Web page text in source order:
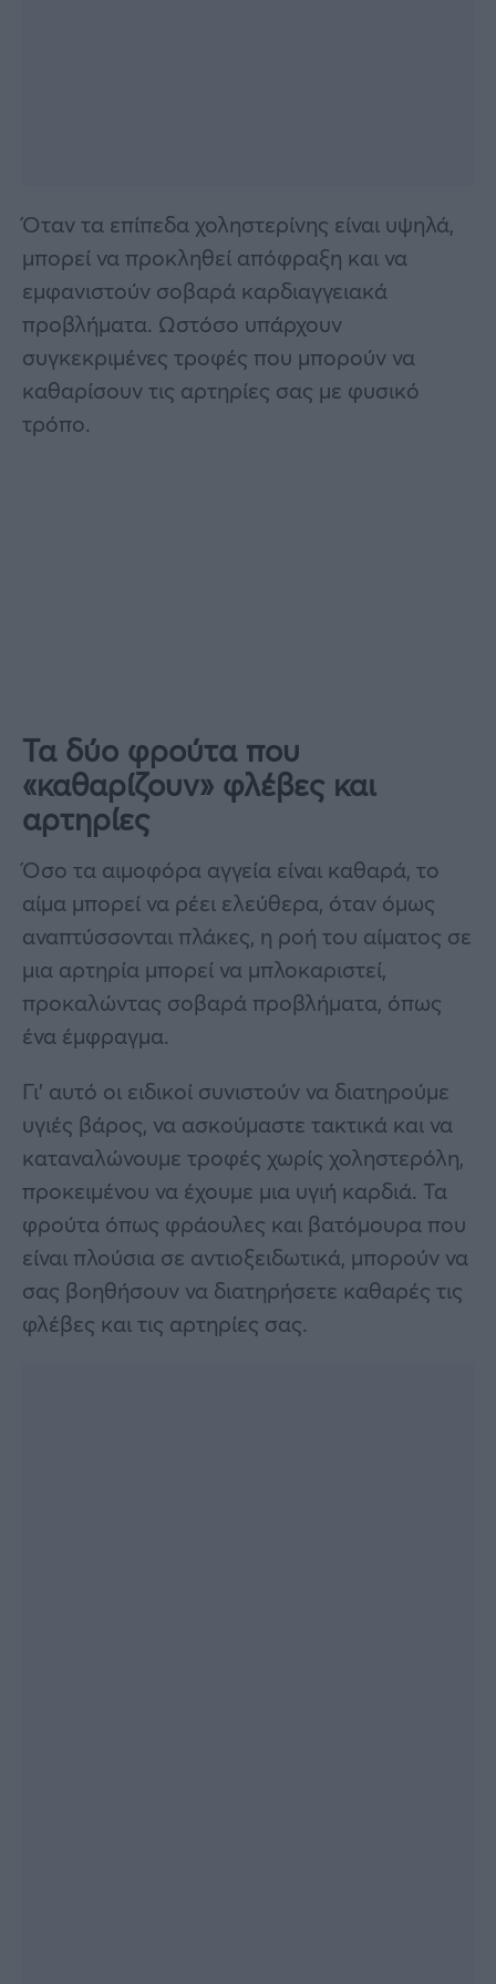
Όταν τα επίπεδα χοληστερίνης είναι υψηλά,
μπορεί να προκληθεί απόφραξη και να
εμφανιστούν σοβαρά καρδιαγγειακά
προβλήματα. Ωστόσο υπάρχουν
συγκεκριμένες τροφές που μπορούν να
καθαρίσουν τις αρτηρίες σας με φυσικό
τρόπο.
Τα δύο φρούτα που
«καθαρίζουν» φλέβες και
αρτηρίες
Όσο τα αιμοφόρα αγγεία είναι καθαρά, το
αίμα μπορεί να ρέει ελεύθερα, όταν όμως
αναπτύσσονται πλάκες, η ροή του αίματος σε
μια αρτηρία μπορεί να μπλοκαριστεί,
προκαλώντας σοβαρά προβλήματα, όπως
ένα έμφραγμα.
Γι’ αυτό οι ειδικοί συνιστούν να διατηρούμε
υγιές βάρος, να ασκούμαστε τακτικά και να
καταναλώνουμε τροφές χωρίς χοληστερόλη,
προκειμένου να έχουμε μια υγιή καρδιά. Τα
φρούτα όπως φράουλες και βατόμουρα που
είναι πλούσια σε αντιοξειδωτικά, μπορούν να
σας βοηθήσουν να διατηρήσετε καθαρές τις
φλέβες και τις αρτηρίες σας.